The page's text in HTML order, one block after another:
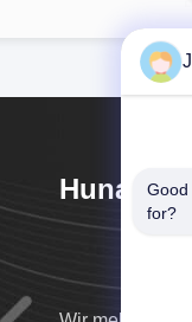
HunanGood
for?